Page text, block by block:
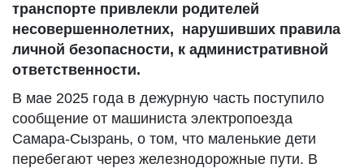
транспорте привлекли родителей
несовершеннолетних, нарушивших правила
личной безопасности, к административной
ответственности.
В мае 2025 года в дежурную часть поступило
сообщение от машиниста электропоезда
Самара-Сызрань, о том, что маленькие дети
перебегают через железнодорожные пути. В